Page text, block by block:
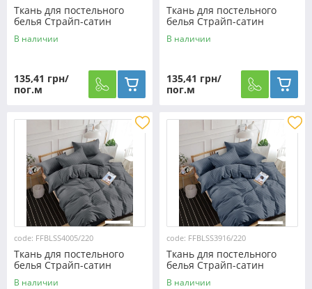
Ткань для постельного
белья Страйп-сатин
SS4311/220 (60м)
В наличии
135,41 грн/
пог.м
Ткань для постельного
белья Страйп-сатин
SS4007/220 (60м)
В наличии
135,41 грн/
пог.м
code: FFBLSS4005/220
Ткань для постельного
белья Страйп-сатин
SS4005/220 (60м)
В наличии
code: FFBLSS3916/220
Ткань для постельного
белья Страйп-сатин
SS3916/220 (60м)
В наличии